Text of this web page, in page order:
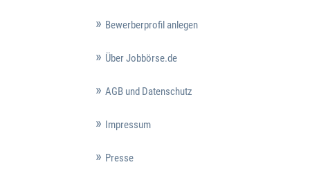
Bewerberprofil anlegen
Über Jobbörse.de
AGB und Datenschutz
Impressum
Presse